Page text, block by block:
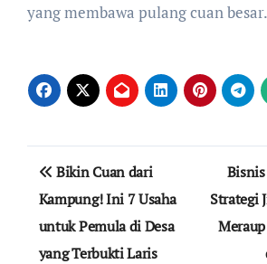
yang membawa pulang cuan besar.
Navigasi
pos
Bikin Cuan dari
Kampung! Ini 7 Usaha
untuk Pemula di Desa
yang Terbukti Laris
Strategi